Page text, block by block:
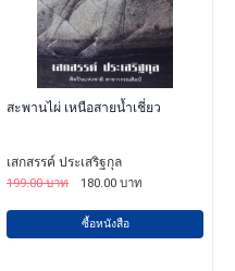
สะพานไผ่ เหนือสายน้ำเชี่ยว
เสกสรรค์ ประเสริฐกุล
199.00 บาท
180.00 บาท
ซื้อหนังสือ